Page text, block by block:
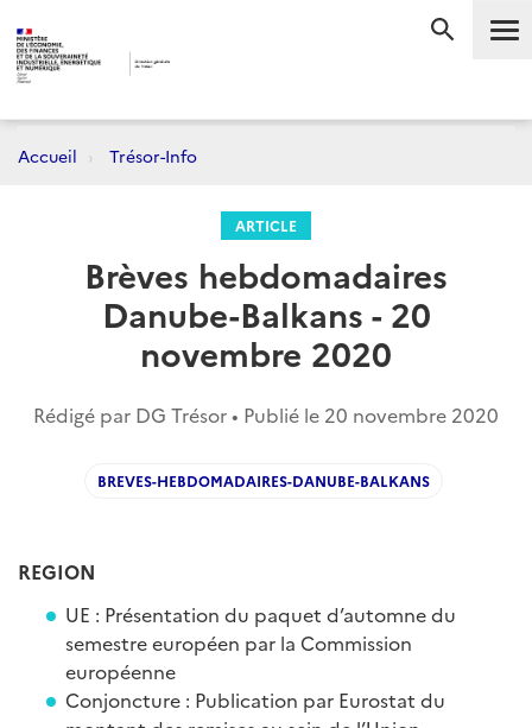
Accueil Trésor-Info
ARTICLE
Brèves hebdomadaires
Danube-Balkans - 20
novembre 2020
Rédigé par DG Trésor • Publié le 20 novembre 2020
BREVES-HEBDOMADAIRES-DANUBE-BALKANS
REGION
UE : Présentation du paquet d’automne du
semestre européen par la Commission
européenne
Conjoncture : Publication par Eurostat du